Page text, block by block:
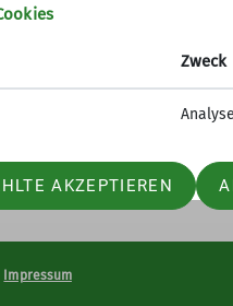
Lawinenlageberichte
Impressum
Zweck
AKZEPTIEREN